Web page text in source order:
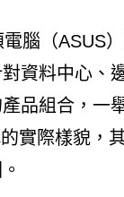
腦（ASUS
資料中心、
品組合，一
實際樣貌，